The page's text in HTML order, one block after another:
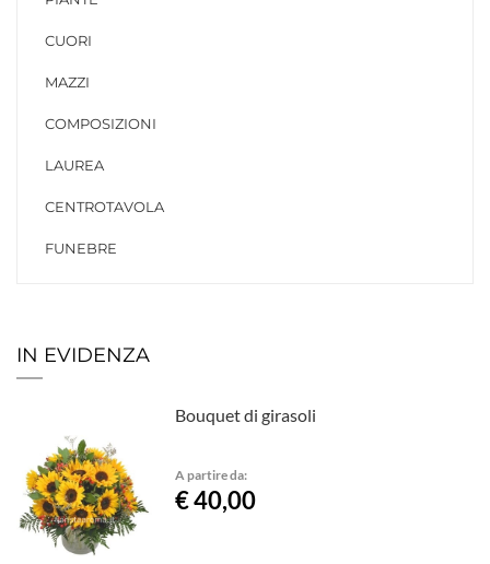
CUORI
MAZZI
COMPOSIZIONI
LAUREA
CENTROTAVOLA
FUNEBRE
IN EVIDENZA
Bouquet di girasoli
A partire da:
€ 40,00